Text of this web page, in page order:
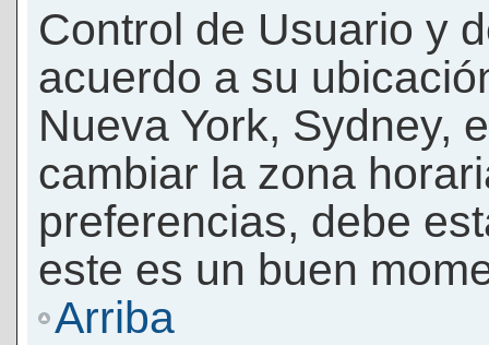
Control de Usuario y
acuerdo a su
Nueva York, Sydney,
cambiar la zona
preferencias, debe
este es un buen
Arriba